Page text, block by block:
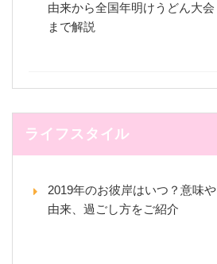
由来から全国年明けうどん大会
まで解説
ライフスタイル
2019年のお彼岸はいつ？意味や
由来、過ごし方をご紹介